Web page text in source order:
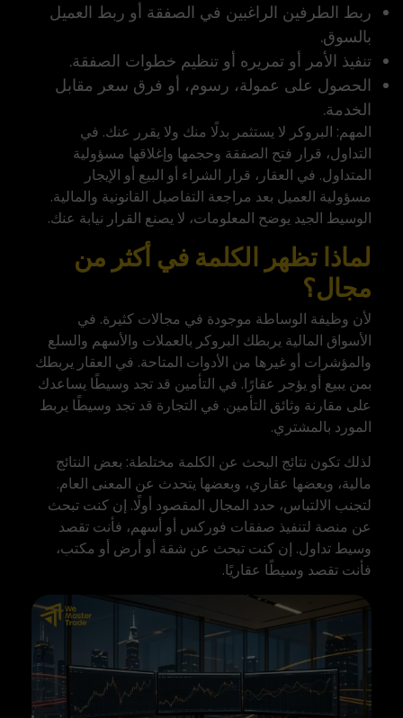
ربط الطرفين الراغبين في الصفقة أو ربط العميل
بالسوق.
تنفيذ الأمر أو تمريره أو تنظيم خطوات الصفقة.
الحصول على عمولة، رسوم، أو فرق سعر مقابل
الخدمة.
المهم: البروكر لا يستثمر بدلًا منك ولا يقرر عنك. في
التداول، قرار فتح الصفقة وحجمها وإغلاقها مسؤولية
المتداول. في العقار، قرار الشراء أو البيع أو الإيجار
مسؤولية العميل بعد مراجعة التفاصيل القانونية والمالية.
الوسيط الجيد يوضح المعلومات، لا يصنع القرار نيابة عنك.
لماذا تظهر الكلمة في أكثر من
مجال؟
لأن وظيفة الوساطة موجودة في مجالات كثيرة. في
الأسواق المالية يربطك البروكر بالعملات والأسهم والسلع
والمؤشرات أو غيرها من الأدوات المتاحة. في العقار يربطك
بمن يبيع أو يؤجر عقارًا. في التأمين قد تجد وسيطًا يساعدك
على مقارنة وثائق التأمين. في التجارة قد تجد وسيطًا يربط
المورد بالمشتري.
لذلك تكون نتائج البحث عن الكلمة مختلطة: بعض النتائج
مالية، وبعضها عقاري، وبعضها يتحدث عن المعنى العام.
لتجنب الالتباس، حدد المجال المقصود أولًا. إن كنت تبحث
عن منصة لتنفيذ صفقات فوركس أو أسهم، فأنت تقصد
وسيط تداول. إن كنت تبحث عن شقة أو أرض أو مكتب،
فأنت تقصد وسيطًا عقاريًا.